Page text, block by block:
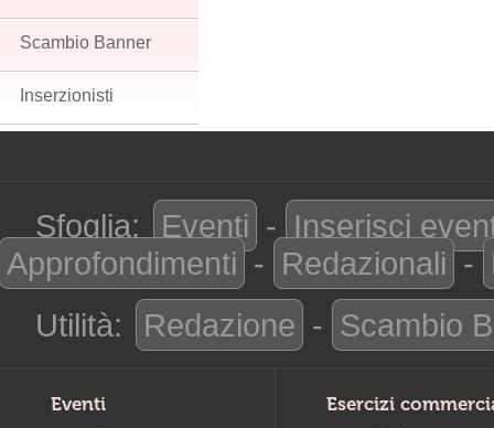
Scambio Banner
Inserzionisti
Sfoglia: Eventi - Inserisci
Approfondimenti - Redazionali -
Utilità:
Redazione - Scambio
Eventi Esercizi